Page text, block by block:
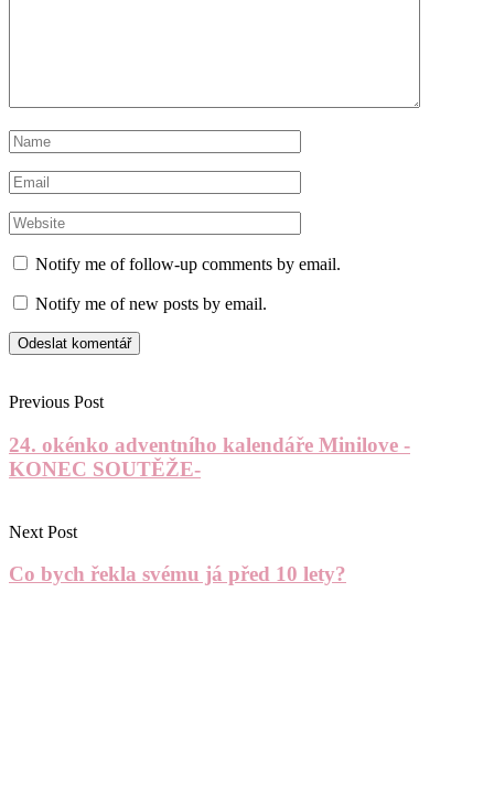
Notify me of follow-up comments by email.
Notify me of new posts by email.
Previous Post
24. okénko adventního kalendáře Minilove -
KONEC SOUTĚŽE-
Next Post
Co bych řekla svému já před 10 lety?